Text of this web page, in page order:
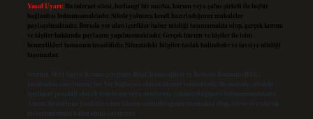
Yasal Uyarı: Bu internet sitesi, herhangi bir marka, kurum veya şahıs şirketi ile hiçbir
bağlantısı bulunmamaktadır. Sitede yalnızca kendi hazırladığımız makaleler
paylaşılmaktadır. Burada yer alan içerikler haber niteliği taşımamakta olup, gerçek kurum
ve kişiler hakkında paylaşım yapılmamaktadır. Gerçek kurum ve kişiler ile isim
benzerlikleri tamamen tesadüfidir. Sitemizdeki bilgiler taslak halindedir ve tavsiye niteliği
taşımazlar.
Sitemiz, 5651 Sayılı Kanun gereğince Bilgi Teknolojileri ve İletişim Kurumu (BTK)
tarafından onaylanmış bir Yer Sağlayıcı olarak hizmet vermektedir. Bu nedenle, sitedeki
içerikleri proaktif olarak denetleme veya araştırma yükümlülüğümüz bulunmamaktadır.
Ancak, üyelerimiz yazdıkları içeriklerin sorumluluğunu taşımakta olup, siteye üye olarak
bu sorumluluğu kabul etmiş sayılırlar.